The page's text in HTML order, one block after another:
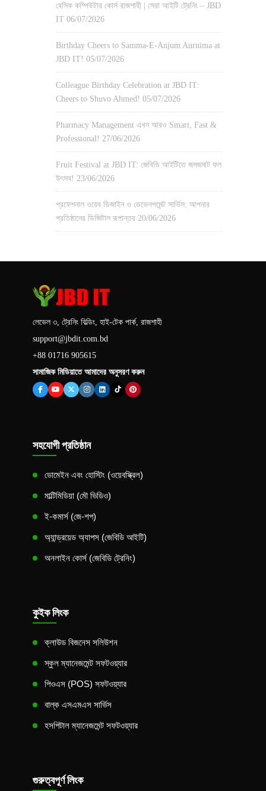
বেসিক কম্পিউটার কোর্স রাজশাহী | সেরা আইটি ট্রেনিং – JBD
IT 06/07/2026
Birthday Cheers to Samma-E-Anjum Aurnima at
JBD IT! 05/07/2026
Colleague Birthday Celebration at JBD IT:
Cheers to Shuvo Ahmed! 05/07/2026
Pharmacy Management এখন আরও Smart, Fast &
Professional! 27/06/2026
Fruit Festival at JBD IT: জেবিডি আইটিতে জমজমাট ফল
উৎসব! 23/06/2026
প্রফেশনাল ওয়েব ডিজাইন ও ডেভেলপমেন্ট সার্ভিস: আপনার
প্রতিষ্ঠানের ডিজিটাল রূপান্তর 20/06/2026
লেভেল ৩, ট্রেনিং বিল্ডিং, হাই-টেক পার্ক, রাজশাহী
support@jbdit.com.bd
+88 01716 905615
সামাজিক মিডিয়াতে আমাদের অনুসরণ করুন
সহযোগী প্রতিষ্ঠান
ডোমেইন এবং হোস্টিং (ওয়েবস্ক্রিল)
মাল্টিমিডিয়া (মৌ ভিডিও)
ই-কমার্স (জে-শপ)
অ্যান্ড্রয়েড অ্যাপস (জেবিডি আইটি)
অনলাইন কোর্স (জেবিডি ট্রেনিং)
কুইক লিংক
ক্লাউড বিজনেস সলিউশন
স্কুল ম্যানেজমেন্ট সফটওয়্যার
পিওএস (POS) সফটওয়্যার
বাল্ক এসএমএস সার্ভিস
হসপিটাল ম্যানেজমেন্ট সফটওয়্যার
গুরুত্বপূর্ণ লিংক